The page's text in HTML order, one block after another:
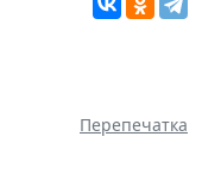
Перепечатка